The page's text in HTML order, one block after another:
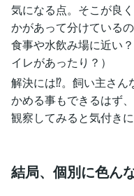
気になる点。そこが良
かがあって分けている
食事や水飲み場に近い
イレがあったり？）
解決には⁉。飼い主さん
かめる事もできるはず
観察してみると気付きに
結局、個別に色ん